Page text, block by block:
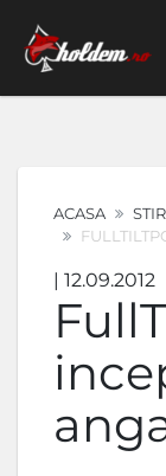
ACASA
| 12.09.2012